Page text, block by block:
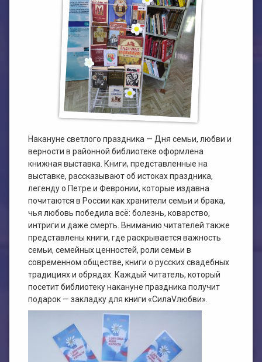
План работы филиала №1
План работы филиала №2
ЭЛЕКТРОННЫЙ КАТАЛОГ
Накануне светлого праздника — Дня семьи, любви и
верности в районной библиотеке оформлена
книжная выставка. Книги, представленные на
выставке, рассказывают об истоках праздника,
легенду о Петре и Февронии, которые издавна
почитаются в России как хранители семьи и брака,
чья любовь победила всё: болезнь, коварство,
интриги и даже смерть. Вниманию читателей также
представлены книги, где раскрывается важность
семьи, семейных ценностей, роли семьи в
современном обществе, книги о русских свадебных
традициях и обрядах. Каждый читатель, который
посетит библиотеку накануне праздника получит
подарок — закладку для книги «СилаVлюбви».